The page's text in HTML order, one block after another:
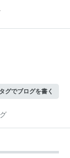
グでブログを書く